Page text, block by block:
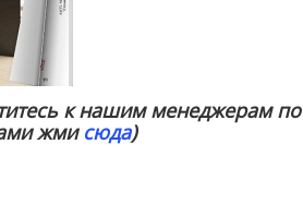
к нашим менеджерам по
жми сюда)